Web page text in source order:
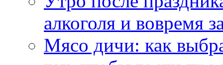
алкоголя и вовремя
Мясо дичи: как